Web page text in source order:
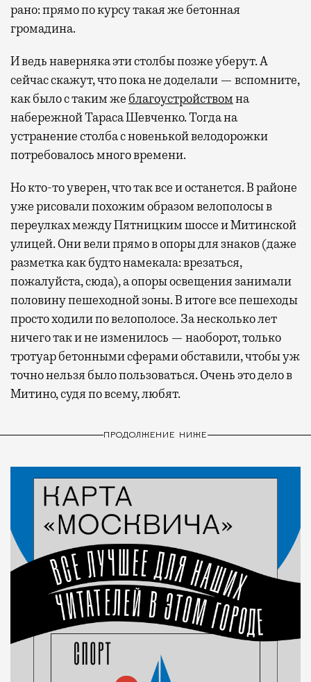
рано: прямо по курсу такая же бетонная
громадина.
И ведь наверняка эти столбы позже уберут. А
сейчас скажут, что пока не доделали — вспомните,
как было с таким же благоустройствомна
набережной Тараса Шевченко. Тогда на
устранение столба с новенькой велодорожки
потребовалось много времени.
Но кто-то уверен, что так все и останется. В районе
уже рисовали похожим образом велополосы в
переулках между Пятницким шоссе и Митинской
улицей. Они вели прямо в опоры для знаков (даже
разметка как будто намекала: врезаться,
пожалуйста, сюда), а опоры освещения занимали
половину пешеходной зоны. В итоге все пешеходы
просто ходили по велополосе. За несколько лет
ничего так и не изменилось — наоборот, только
тротуар бетонными сферами обставили, чтобы уж
точно нельзя было пользоваться. Очень это дело в
Митино, судя по всему, любят.
ПРОДОЛЖЕНИЕ НИЖЕ